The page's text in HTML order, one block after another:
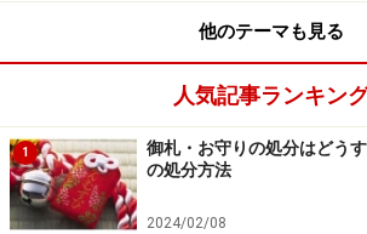
他のテーマも見る
人気記事ランキン
1
御札・お守りの処分はどう
の処分方法
2024/02/08